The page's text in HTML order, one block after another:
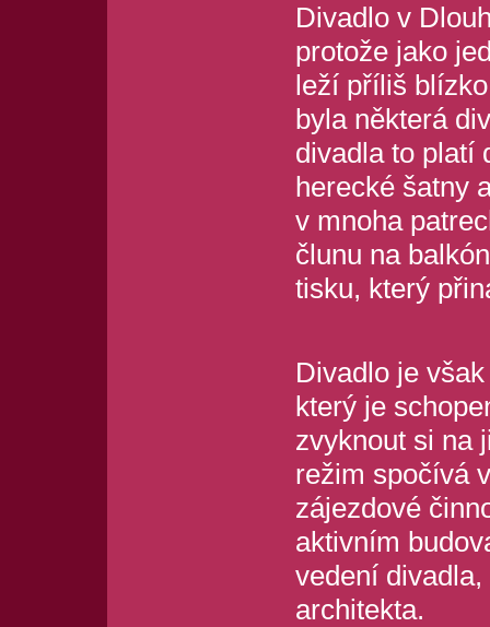
Divadlo v
protože jako
leží příliš
byla některá
divadla to platí
herecké šatny
v mnoha
člunu na
tisku, který
Divadlo je
který je
zvyknout si na
režim spočívá
zájezdové
aktivním
vedení
architekta.